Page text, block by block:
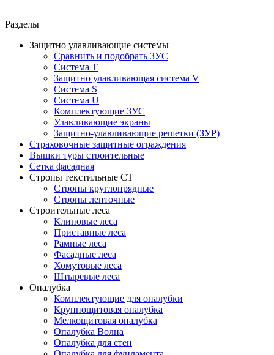
Разделы
Защитно улавливающие системы
Сравнить и подобрать ЗУС
Система Т
Защитно улавливающая система V
Система S
Система U
Комплектующие ЗУС
Улавливающие экраны
Защитно-улавливающие решетки (ЗУР)
Страховочные защитные ограждения
Вышки туры строительные
Сетка фасадная
Стропы текстильные СТ
Cтропы круглопрядные
Cтропы ленточные
Строительные леса
Клиновые леса
Приставные леса
Рамные леса
Фасадные леса
Хомутовые леса
Штыревые леса
Опалубка
Комплектующие для опалубки
Крупнощитовая опалубка
Мелкощитовая опалубка
Опалубка Волна
Опалубка для стен